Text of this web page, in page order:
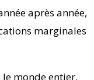
après année,
marginales
le monde entier,